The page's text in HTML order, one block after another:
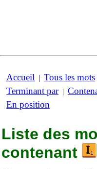
Accueil | Tous les mots
Terminant par|
En position
Liste des
contenant